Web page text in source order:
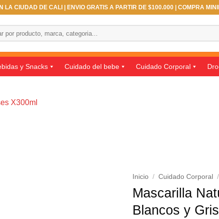
LA CIUDAD DE CALI | ENVIO GRATIS A PARTIR DE $100.000 | COMPRA
y Snacks Cuidado del bebe Cuidado Corporal
Inicio / Cuidado Corporal /
Mascarilla
Blancos y